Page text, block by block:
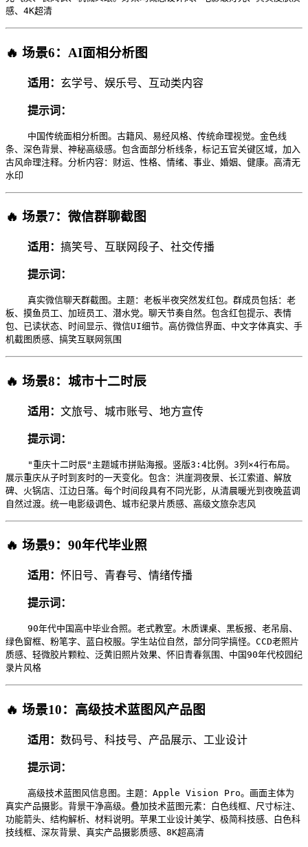
感、4K超清
🔥 场景6：AI面相分析图
适用： 玄学号、娱乐号、互动类内容
提示词：
中国传统面相分析图。古籍风、易经风格、传统命理视觉。金色线
条、深色背景、神秘高级感。包含面部分析线条，标记五官关键区域，加入
古风命理注释。分析内容：财运、性格、情绪、事业、婚姻、健康。高清无
水印
🔥 场景7：微信群聊截图
适用： 搞笑号、互联网段子、社交传播
提示词：
真实微信聊天群截图。主题：老板半夜突然发红包。群成员包括：老
板、摸鱼员工、加班员工、潜水党。聊天节奏自然。包含红包提示、表情
包、已读状态、时间显示、微信UI细节。高仿微信界面、中文字体真实、手
机截图质感、搞笑互联网氛围
🔥 场景8：城市十二时辰
适用： 文旅号、城市账号、地方宣传
提示词：
"重庆十二时辰"主题城市拼贴海报。竖版3:4比例。3列×4行布局。
展示重庆从子时到亥时的一天变化。包含：洪崖洞夜景、长江索道、解放
碑、火锅店、江边日落。每个时间段具有不同光影，从清晨暖光到夜晚蓝调
自然过渡。统一电影级调色、城市纪录片质感、高级文旅杂志风
🔥 场景9：90年代毕业照
适用： 怀旧号、青春号、情绪传播
提示词：
90年代中国高中毕业合照。老式教室。木质课桌、黑板报、老吊扇、
绿色窗框、粉笔字、蓝白校服。学生站位自然，部分同学搞怪。CCD老照片
质感、轻微胶片颗粒、泛黄旧照片效果、怀旧青春氛围、中国90年代校园纪
录片风格
🔥 场景10：高级技术蓝图风产品图
适用： 数码号、科技号、产品展示、工业设计
提示词：
高级技术蓝图风信息图。主题：Apple Vision Pro。画面主体为
真实产品摄影。背景干净高级。叠加技术蓝图元素：白色线框、尺寸标注、
功能箭头、结构解析、材料说明。苹果工业设计美学、极简科技感、白色科
技线框、深灰背景、真实产品摄影质感、8K超高清